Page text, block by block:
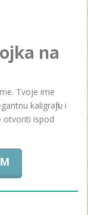
na
Tvoje ime
kaligrafiju i
otvoriti ispod